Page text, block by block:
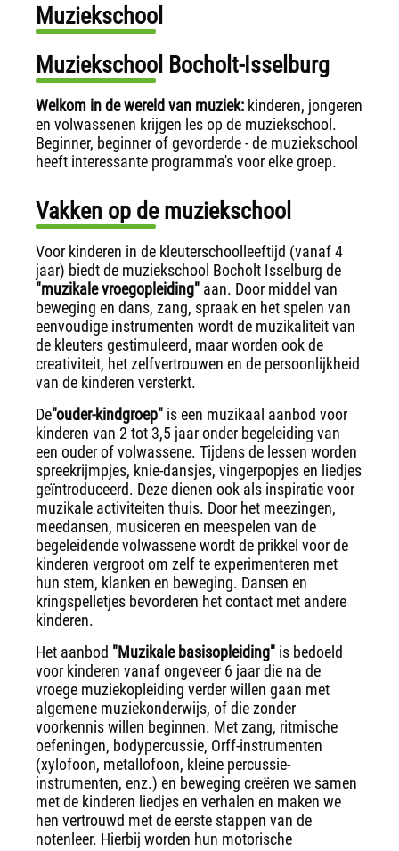
Muziekschool
Muziekschool Bocholt-Isselburg
Welkom in de wereld van muziek: kinderen, jongeren
en volwassenen krijgen les op de muziekschool.
Beginner, beginner of gevorderde - de muziekschool
heeft interessante programma's voor elke groep.
Vakken op de muziekschool
Voor kinderen in de kleuterschoolleeftijd (vanaf 4
jaar) biedt de muziekschool Bocholt Isselburg de
"muzikale vroegopleiding" aan. Door middel van
beweging en dans, zang, spraak en het spelen van
eenvoudige instrumenten wordt de muzikaliteit van
de kleuters gestimuleerd, maar worden ook de
creativiteit, het zelfvertrouwen en de persoonlijkheid
van de kinderen versterkt.
De"ouder-kindgroep" is een muzikaal aanbod voor
kinderen van 2 tot 3,5 jaar onder begeleiding van
een ouder of volwassene. Tijdens de lessen worden
spreekrijmpjes, knie-dansjes, vingerpopjes en liedjes
geïntroduceerd. Deze dienen ook als inspiratie voor
muzikale activiteiten thuis. Door het meezingen,
meedansen, musiceren en meespelen van de
begeleidende volwassene wordt de prikkel voor de
kinderen vergroot om zelf te experimenteren met
hun stem, klanken en beweging. Dansen en
kringspelletjes bevorderen het contact met andere
kinderen.
Het aanbod "Muzikale basisopleiding" is bedoeld
voor kinderen vanaf ongeveer 6 jaar die na de
vroege muziekopleiding verder willen gaan met
algemene muziekonderwijs, of die zonder
voorkennis willen beginnen. Met zang, ritmische
oefeningen, bodypercussie, Orff-instrumenten
(xylofoon, metallofoon, kleine percussie-
instrumenten, enz.) en beweging creëren we samen
met de kinderen liedjes en verhalen en maken we
hen vertrouwd met de eerste stappen van de
notenleer. Hierbij worden hun motorische